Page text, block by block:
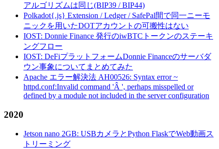
アルゴリズムは同じ(BIP39 / BIP44)
Polkadot{.js} Extension / Ledger / SafePal間で同一ニーモ
ニックを用いたDOTアカウントの可搬性はない
IOST: Donnie Finance 発行のiwBTCトークンのステーキ
ングフロー
IOST: DeFiプラットフォームDonnie Financeのサーバダ
ウン事象についてまとめてみた
Apache エラー解決法 AH00526: Syntax error ~
httpd.conf:Invalid command 'Â ', perhaps misspelled or
defined by a module not included in the server configuration
2020
Jetson nano 2GB: USBカメラとPython FlaskでWeb動画ス
トリーミング